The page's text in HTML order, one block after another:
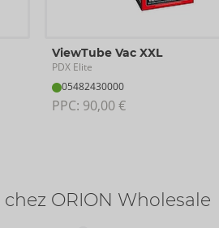
ViewTube Vac XXL
PDX Elite
05482430000
PPC: 90,00 €
chez ORION Wholesale